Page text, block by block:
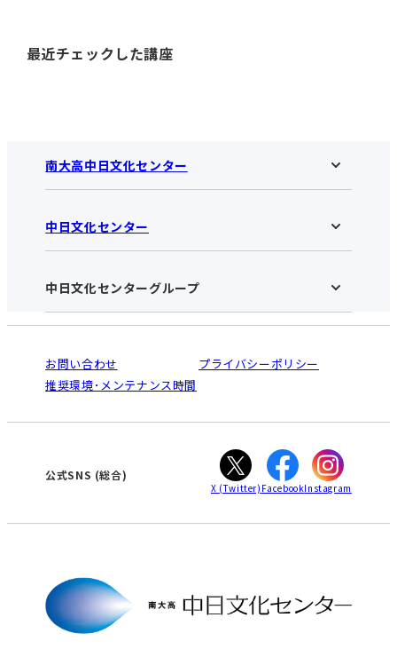
最近チェックした講座
南大高中日文化センター
南大高中日文化センターHOME
お知らせ
アクセス･営業時間
お申し込みの流れ
入会と受講のご案内
中日文化センター
中日文化センターHOME
中日文化センターとは
受講規約・会員特典
ご利用ガイド
オンライン講座受講の手順
WEBサイトのよくある質問
中日文化センターグループ
南大高
犬山
高蔵寺
大垣
津
お問い合わせ
プライバシーポリシー
推奨環境･メンテナンス時間
公式SNS (総合)
X (Twitter) FacebookInstagram